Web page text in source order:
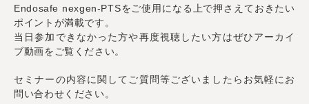
Endosafe nexgen-PTSをご使用になる上で押さえておきたい
ポイントが満載です。
当日参加できなかった方や再度視聴したい方はぜひアーカイ
ブ動画をご覧ください。
セミナーの内容に関してご質問等ございましたらお気軽にお
問い合わせください。